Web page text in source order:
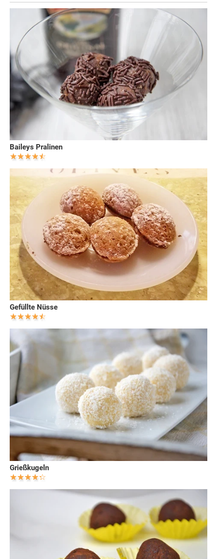
Baileys Pralinen
Gefüllte Nüsse
Grießkugeln